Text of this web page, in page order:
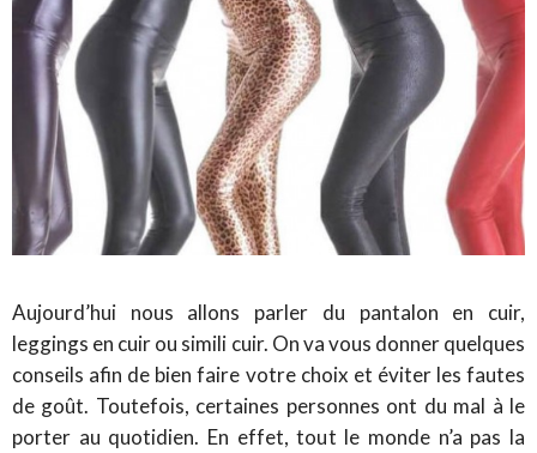
Aujourd’hui nous allons parler du pantalon en cuir,
leggings en cuir ou simili cuir. On va vous donner quelques
conseils afin de bien faire votre choix et éviter les fautes
de goût. Toutefois, certaines personnes ont du mal à le
porter au quotidien. En effet, tout le monde n’a pas la